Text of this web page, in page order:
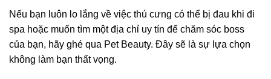
Nếu bạn luôn lo lắng về việc thú cưng có thể bị đau khi đi
spa hoặc muốn tìm một địa chỉ uy tín để chăm sóc boss
của bạn, hãy ghé qua Pet Beauty. Đây sẽ là sự lựa chọn
không làm bạn thất vọng.